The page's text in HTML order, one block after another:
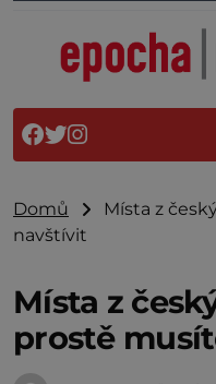
Domů
Místa z
navštívit
Místa z
prostě